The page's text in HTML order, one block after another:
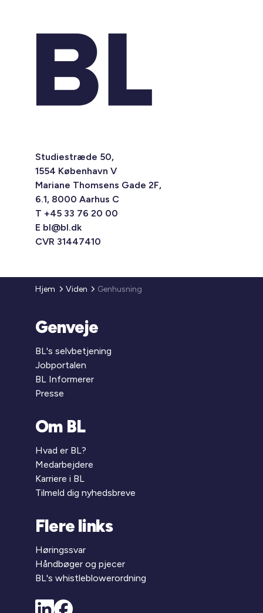
Studiestræde 50,
1554 København V
Mariane Thomsens Gade 2F,
6.1, 8000 Aarhus C
T +45 33 76 20 00
E bl@bl.dk
CVR 31447410
Hjem Viden Genhusning
Genveje
BL's selvbetjening
Jobportalen
BL Informerer
Presse
Om BL
Hvad er BL?
Medarbejdere
Karriere i BL
Tilmeld dig nyhedsbreve
Flere links
Høringssvar
Håndbøger og pjecer
BL's whistleblowerordning